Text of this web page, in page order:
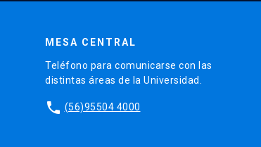
MESA CENTRAL
Teléfono para comunicarse con las
distintas áreas de la Universidad.
phone (56)95504 4000